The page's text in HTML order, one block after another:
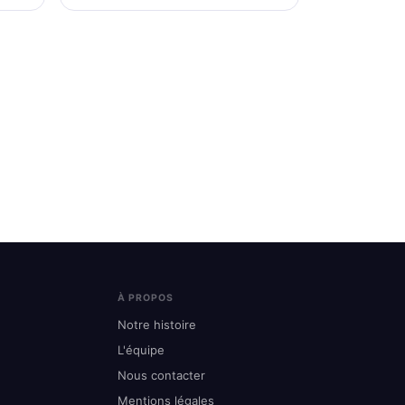
À PROPOS
Notre histoire
L'équipe
Nous contacter
Mentions légales